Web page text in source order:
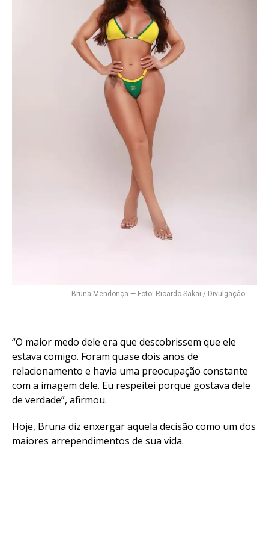
Bruna Mendonça — Foto: Ricardo Sakai / Divulgação
“O maior medo dele era que descobrissem que ele
estava comigo. Foram quase dois anos de
relacionamento e havia uma preocupação constante
com a imagem dele. Eu respeitei porque gostava dele
de verdade”, afirmou.
Hoje, Bruna diz enxergar aquela decisão como um dos
maiores arrependimentos de sua vida.